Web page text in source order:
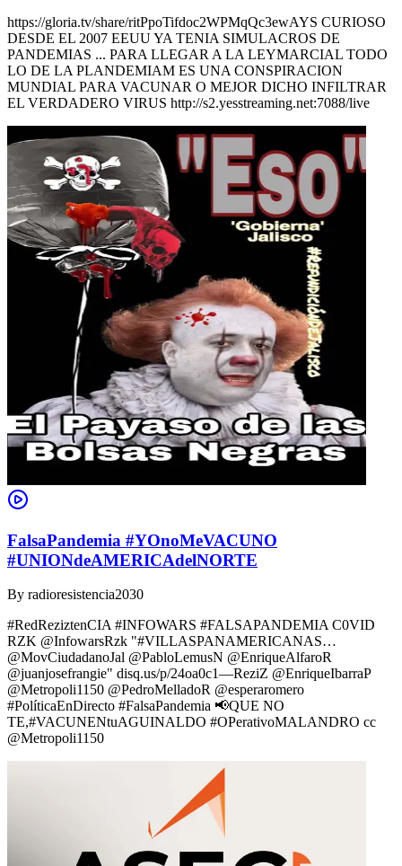
https://gloria.tv/share/ritPpoTifdoc2WPMqQc3ewAYS CURIOSO
DESDE EL 2007 EEUU YA TENIA SIMULACROS DE
PANDEMIAS ... PARA LLEGAR A LA LEYMARCIAL TODO
LO DE LA PLANDEMIAM ES UNA CONSPIRACION
MUNDIAL PARA VACUNAR O MEJOR DICHO INFILTRAR
EL VERDADERO VIRUS http://s2.yesstreaming.net:7088/live
FalsaPandemia #YOnoMeVACUNO
#UNIONdeAMERICAdelNORTE
By radioresistencia2030
#RedReziztenCIA #INFOWARS #FALSAPANDEMIA C0VID
RZK @InfowarsRzk "#VILLASPANAMERICANAS…
@MovCiudadanoJal @PabloLemusN @EnriqueAlfaroR
@juanjosefrangie" disq.us/p/24oa0c1—ReziZ @EnriqueIbarraP
@Metropoli1150 @PedroMelladoR @esperaromero
#PolíticaEnDirecto #FalsaPandemia 📢QUE NO
TE,#VACUNENtuAGUINALDO #OPerativoMALANDRO cc
@Metropoli1150